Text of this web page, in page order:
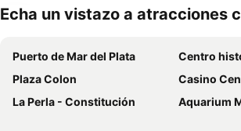
Echa un vistazo a atracciones
Puerto de Mar del Plata
Centro
Plaza Colon
Casino
La Perla - Constitución
Aquarium